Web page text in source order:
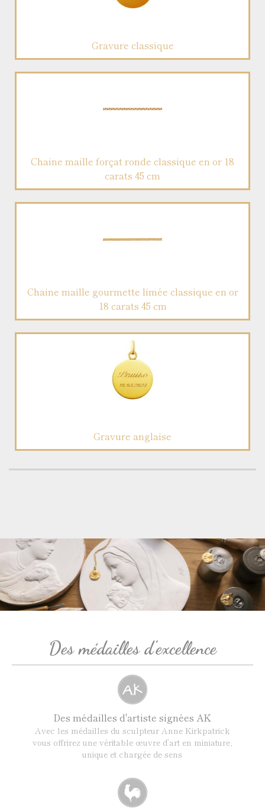
Gravure classique
Chaine maille forçat ronde classique en or 18
carats 45 cm
Chaine maille gourmette limée classique en or
18 carats 45 cm
Gravure anglaise
Des médailles d'excellence
Des médailles d'artiste signées AK
Avec les médailles du sculpteur Anne Kirkpatrick
vous offrirez une véritable œuvre d’art en miniature,
unique et chargée de sens